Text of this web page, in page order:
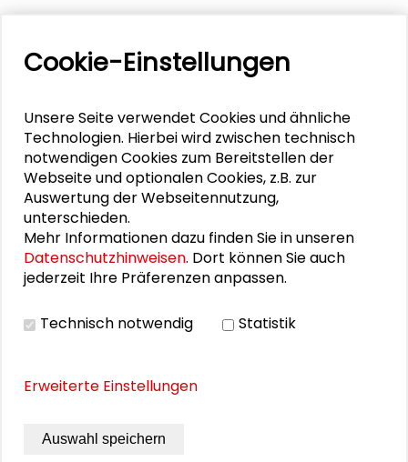
Göttingen sowie an der Akademie der
Bayerischen Presse in München. Seit 2018
Digitales am Institut für Kultur- und
Medienmanagement der Hochschule für
Musik und Theater in Hamburg, die ihn 2021
zum Professor ernannte.
Manuel Hartung hielt die
der Verleihung des Schader-Preises 2023an
Steffen Mau.
Steffen Mau
Cookie-Einstellungen
Unsere Seite verwendet Cookies und ähnliche
Technologien. Hierbei wird zwischen technisch
notwendigen Cookies zum Bereitstellen der
Webseite und optionalen Cookies, z.B. zur
Auswertung der Webseitennutzung,
unterschieden.
Mehr Informationen dazu finden Sie in unseren
Datenschutzhinweisen. Dort können Sie auch
jederzeit Ihre Präferenzen anpassen.
Technisch notwendig Statistik
Erweiterte Einstellungen
Auswahl speichern